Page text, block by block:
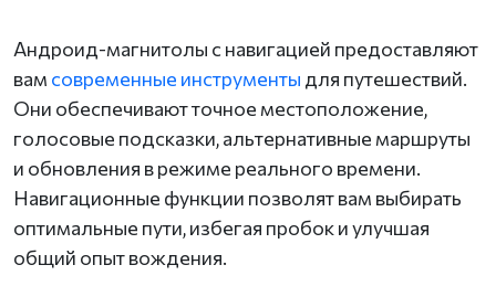
Андроид-магнитолы с навигацией предоставляют
вам современные инструменты для путешествий.
Они обеспечивают точное местоположение,
голосовые подсказки, альтернативные маршруты
и обновления в режиме реального времени.
Навигационные функции позволят вам выбирать
оптимальные пути, избегая пробок и улучшая
общий опыт вождения.